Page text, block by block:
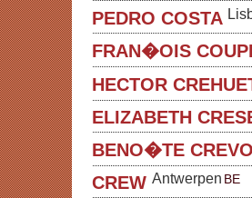
PEDRO COSTA
FRAN�OIS
HECTOR
ELIZABETH
BENO�TE
CREW Antwerpen BE